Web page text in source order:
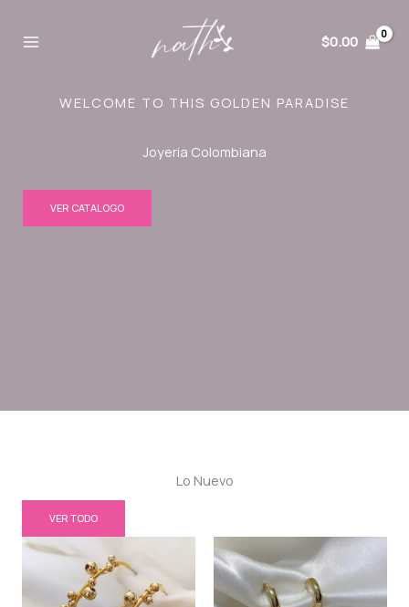
$0.00
WELCOME TO THIS GOLDEN PARADISE
Joyeria Colombiana
VER CATALOGO
Lo Nuevo
VER TODO